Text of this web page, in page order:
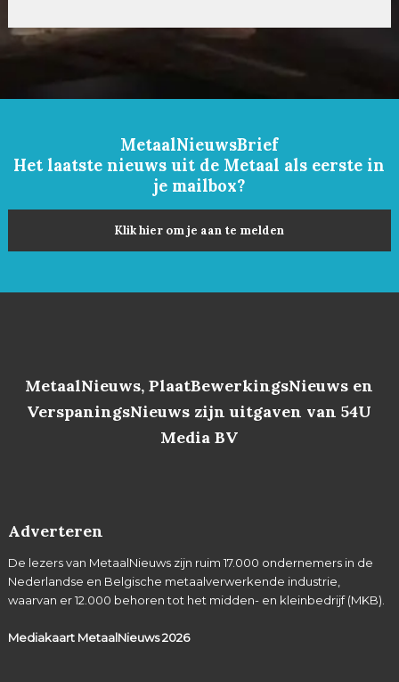
MetaalNieuwsBrief
Het laatste nieuws uit de Metaal als eerste in
je mailbox?
Klik hier om je aan te melden
MetaalNieuws, PlaatBewerkingsNieuws en
VerspaningsNieuws zijn uitgaven van 54U
Media BV
Adverteren
De lezers van MetaalNieuws zijn ruim 17.000 ondernemers in de
Nederlandse en Belgische metaalverwerkende industrie,
waarvan er 12.000 behoren tot het midden- en kleinbedrijf (MKB).
Mediakaart MetaalNieuws2026